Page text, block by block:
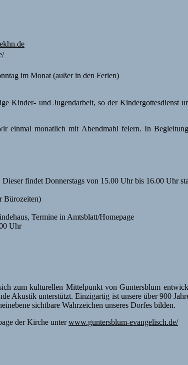
im Monat (außer in den Ferien)
Kinder- und Jugendarbeit, so der Kindergottesdienst
einmal monatlich mit Abendmahl feiern. In
findet Donnerstags von 15.00 Uhr bis 16.00 Uhr
Bürozeiten)
Termine in Amtsblatt/Homepage
Uhr
zum kulturellen Mittelpunkt von Guntersblum
Akustik unterstützt. Einzigartig ist unsere über 900
sichtbare Wahrzeichen unseres Dorfes bilden.
der Kirche unterwww.guntersblum-evangelisch.de/